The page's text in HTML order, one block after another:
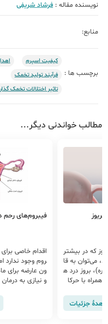
نویسنده مقاله : فرشاد شریفی
منابع:
برچسب ها :
کیفیت اسپرم
فرآیند تولید تخمک
تاثیر اختلالات تخمک
مطالب خواندنی دیگر...
که در بیشتر
می‌توان به قا
بروز درد ه
همراه با حرکا
جزئیات
فیبروم‌های رحم
اقدام خاصی برای
روم وجود ندارد
ون عارضه برای
و نیازی به درمان
همراه یکسری